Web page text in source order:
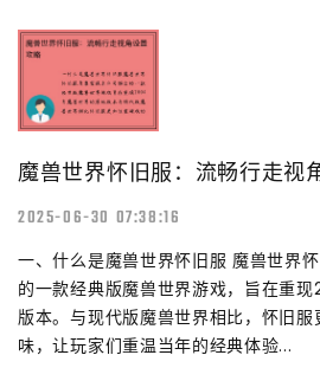
魔兽世界怀旧服：流畅行走视
2025-06-30 07:38:16
一、什么是魔兽世界怀旧服 魔兽世界
的一款经典版魔兽世界游戏，旨在重
版本。与现代版魔兽世界相比，怀旧
味，让玩家们重温当年的经典体验...